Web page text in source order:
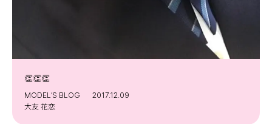
👏👏👏
MODEL’S BLOG
2017.12.09
大友 花恋